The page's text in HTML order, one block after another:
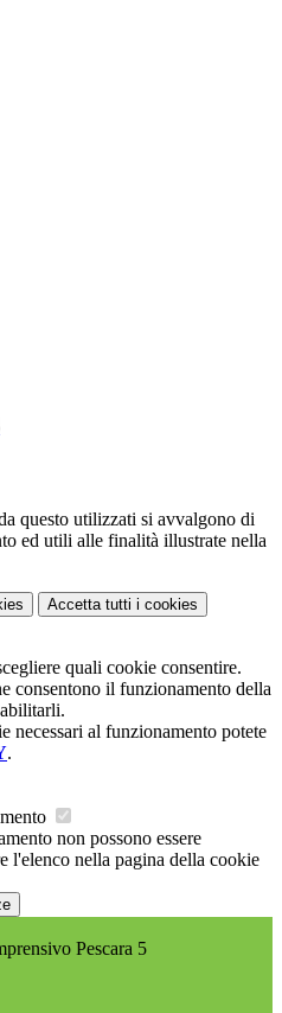
questo utilizzati si avvalgono di
ed utili alle finalità illustrate nella
Accetta tutti i cookies
quali cookie consentire.
consentono il funzionamento della
necessari al funzionamento potete
.
non possono essere
l'elenco nella pagina della cookie
Pescara 5